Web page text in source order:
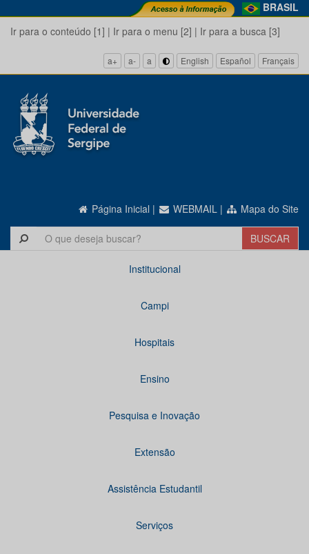
BRASIL
Ir para o conteúdo [1] | Ir para o menu [2] | Ir para a busca [3]
a+ a- a English Español Français
Página Inicial | WEBMAIL | Mapa do Site
Institucional
Campi
Hospitais
Ensino
Pesquisa e Inovação
Extensão
Assistência Estudantil
Serviços